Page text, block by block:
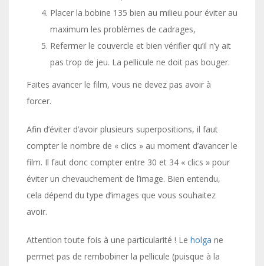
Placer la bobine 135 bien au milieu pour éviter au
maximum les problèmes de cadrages,
Refermer le couvercle et bien vérifier qu’il n’y ait
pas trop de jeu. La pellicule ne doit pas bouger.
Faites avancer le film, vous ne devez pas avoir à
forcer.
Afin d’éviter d’avoir plusieurs superpositions, il faut
compter le nombre de « clics » au moment d’avancer le
film. Il faut donc compter entre 30 et 34 « clics » pour
éviter un chevauchement de l’image. Bien entendu,
cela dépend du type d’images que vous souhaitez
avoir.
Attention toute fois à une particularité ! Le holga ne
permet pas de rembobiner la pellicule (puisque à la